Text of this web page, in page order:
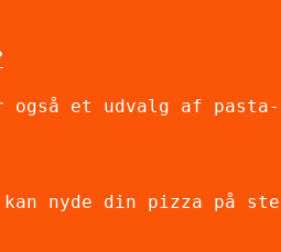
også et udvalg af
nyde din pizza på